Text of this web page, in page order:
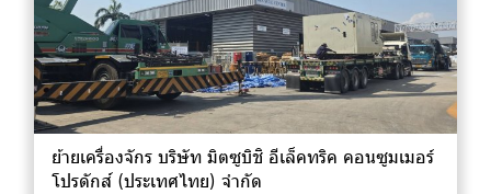
ย้ายเครื่องจักร บริษัท มิตซูบิชิ อีเล็คทริค คอนซูมเมอร์
โปรดักส์ (ประเทศไทย) จำกัด